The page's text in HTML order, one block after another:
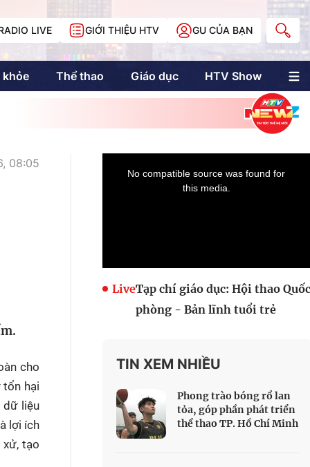
LIVE GIỚI THIỆU HTV GU CỦA BẠN
khỏe Thể thao Giáo dục HTV Show
Truyền hình
đua offroad
Games 33
Multimedia
Multiform
Doanh nhân Sài
Gòn
08:05
cho
tổn hại
dữ liệu
lợi ích
xử, tạo
LiveTạp chí giáo dục: Hội thao Quốc
phòng - Bản lĩnh tuổi trẻ
TIN XEM NHIỀU
Phong trào bóng rổ lan
tỏa, góp phần phát triển
thể thao TP. Hồ Chí Minh